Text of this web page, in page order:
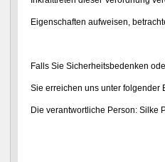
Eigenschaften aufweisen,
Falls Sie Sicherheitsbedenken
Sie erreichen uns unter folgender
Die verantwortliche Person: Silke